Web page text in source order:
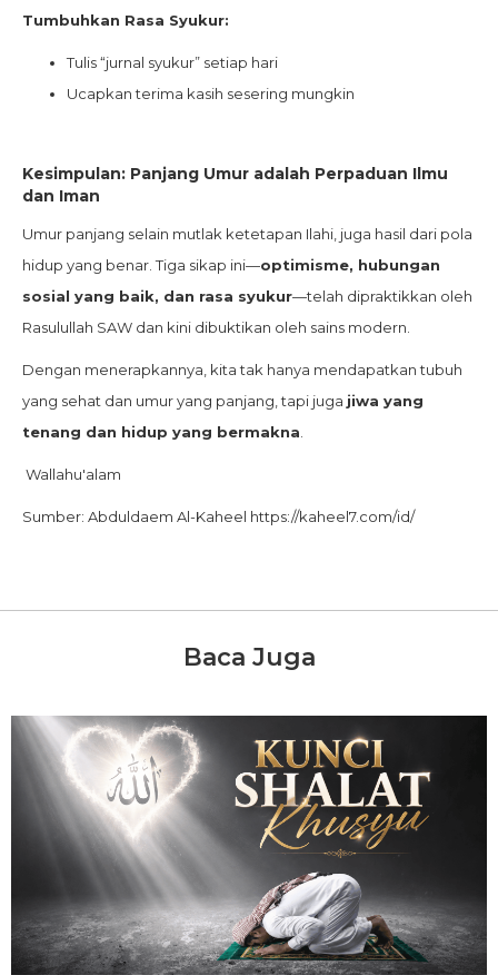
Tumbuhkan Rasa Syukur:
Tulis “jurnal syukur” setiap hari
Ucapkan terima kasih sesering mungkin
Kesimpulan: Panjang Umur adalah Perpaduan Ilmu
dan Iman
Umur panjang selain mutlak ketetapan Ilahi, juga hasil dari pola
hidup yang benar. Tiga sikap ini—optimisme, hubungan
sosial yang baik, dan rasa syukur—telah dipraktikkan oleh
Rasulullah SAW dan kini dibuktikan oleh sains modern.
Dengan menerapkannya, kita tak hanya mendapatkan tubuh
yang sehat dan umur yang panjang, tapi juga jiwa yang
tenang dan hidup yang bermakna.
Wallahu'alam
Sumber: Abduldaem Al-Kaheel https://kaheel7.com/id/
Baca Juga